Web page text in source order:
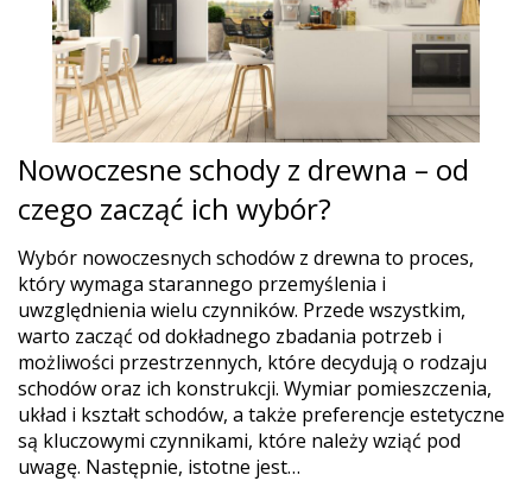
Nowoczesne schody z drewna – od
czego zacząć ich wybór?
Wybór nowoczesnych schodów z drewna to proces,
który wymaga starannego przemyślenia i
uwzględnienia wielu czynników. Przede wszystkim,
warto zacząć od dokładnego zbadania potrzeb i
możliwości przestrzennych, które decydują o rodzaju
schodów oraz ich konstrukcji. Wymiar pomieszczenia,
układ i kształt schodów, a także preferencje estetyczne
są kluczowymi czynnikami, które należy wziąć pod
uwagę. Następnie, istotne jest…